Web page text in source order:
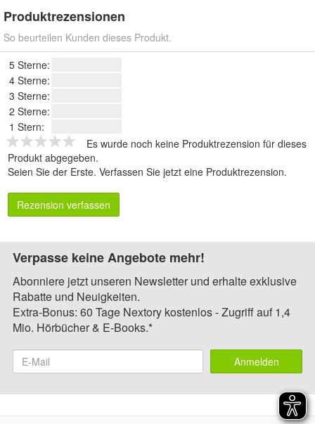
Produktrezensionen
So beurteilen Kunden dieses Produkt.
5 Sterne:
4 Sterne:
3 Sterne:
2 Sterne:
1 Stern:
Es wurde noch keine Produktrezension für dieses
Produkt abgegeben.
Seien Sie der Erste. Verfassen Sie jetzt eine Produktrezension.
Rezension verfassen
Verpasse keine Angebote mehr!
Abonniere jetzt unseren Newsletter und erhalte exklusive
Rabatte und Neuigkeiten.
Extra-Bonus: 60 Tage Nextory kostenlos - Zugriff auf 1,4
Mio. Hörbücher & E-Books.*
Anmelden